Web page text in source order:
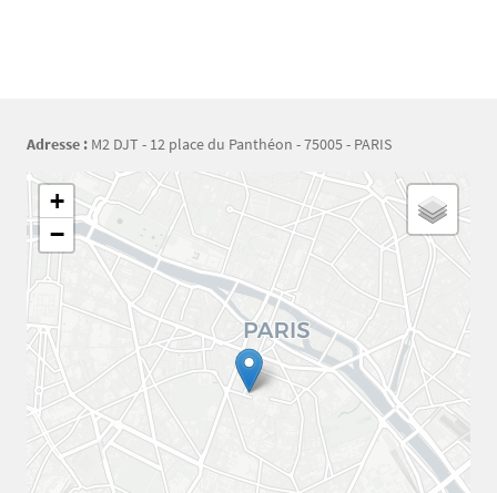
Adresse : M2 DJT - 12 place du Panthéon - 75005 - PARIS
Géolocalisation
+
−